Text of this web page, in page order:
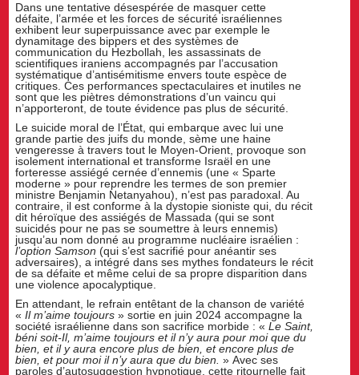
Dans une tentative désespérée de masquer cette
défaite, l’armée et les forces de sécurité israéliennes
exhibent leur superpuissance avec par exemple le
dynamitage des bippers et des systèmes de
communication du Hezbollah, les assassinats de
scientifiques iraniens accompagnés par l’accusation
systématique d’antisémitisme envers toute espèce de
critiques. Ces performances spectaculaires et inutiles ne
sont que les piètres démonstrations d’un vaincu qui
n’apporteront, de toute évidence pas plus de sécurité.
Le suicide moral de l’État, qui embarque avec lui une
grande partie des juifs du monde, sème une haine
vengeresse à travers tout le Moyen-Orient, provoque son
isolement international et transforme Israël en une
forteresse assiégé cernée d’ennemis (une « Sparte
moderne » pour reprendre les termes de son premier
ministre Benjamin Netanyahou), n’est pas paradoxal. Au
contraire, il est conforme à la dystopie sioniste qui, du récit
dit héroïque des assiégés de Massada (qui se sont
suicidés pour ne pas se soumettre à leurs ennemis)
jusqu’au nom donné au programme nucléaire israélien :
l’option Samson (qui s’est sacrifié pour anéantir ses
adversaires), a intégré dans ses mythes fondateurs le récit
de sa défaite et même celui de sa propre disparition dans
une violence apocalyptique.
En attendant, le refrain entêtant de la chanson de variété
«Il m’aime toujours » sortie en juin 2024 accompagne la
société israélienne dans son sacrifice morbide : «Le Saint,
béni soit-Il, m’aime toujours et il n’y aura pour moi que du
bien, et il y aura encore plus de bien, et encore plus de
bien, et pour moi il n’y aura que du bien. » Avec ses
paroles d’autosuggestion hypnotique, cette ritournelle fait